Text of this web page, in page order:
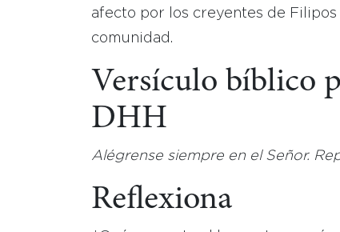
afecto por los creyentes de
comunidad.
Versículo bíblico
DHH
Alégrense siempre en el Señor.
Reflexiona